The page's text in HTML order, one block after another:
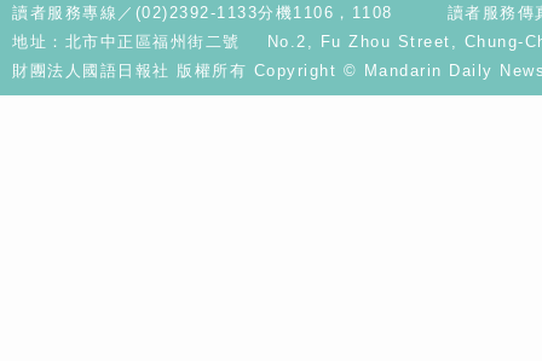
讀者服務專線／(02)2392-1133分機1106，1108
讀者服務
地址：北市中正區福州街二號 No.2, Fu Zhou Street, Chung-
財團法人國語日報社 版權所有 Copyright © Mandarin Daily